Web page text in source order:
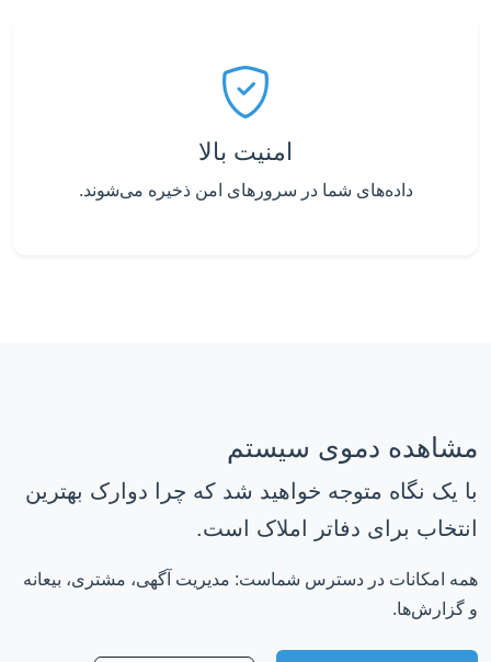
امنیت بالا
داده‌های شما در سرورهای امن ذخیره می‌شوند.
مشاهده دموی سیستم
با یک نگاه متوجه خواهید شد که چرا دوارک بهترین
انتخاب برای دفاتر املاک است.
همه امکانات در دسترس شماست: مدیریت آگهی، مشتری، بیعانه
و گزارش‌ها.